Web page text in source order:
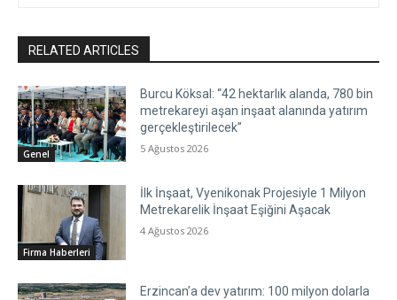
RELATED ARTICLES
Genel
Burcu Köksal: “42 hektarlık alanda, 780 bin
metrekareyi aşan inşaat alanında yatırım
gerçekleştirilecek”
5 Ağustos 2026
Firma Haberleri
İlk İnşaat, Vyenikonak Projesiyle 1 Milyon
Metrekarelik İnşaat Eşiğini Aşacak
4 Ağustos 2026
Erzincan’a dev yatırım: 100 milyon dolarla